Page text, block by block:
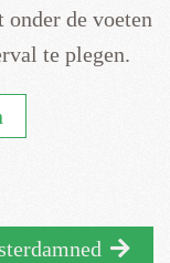
onder de voeten
te plegen.